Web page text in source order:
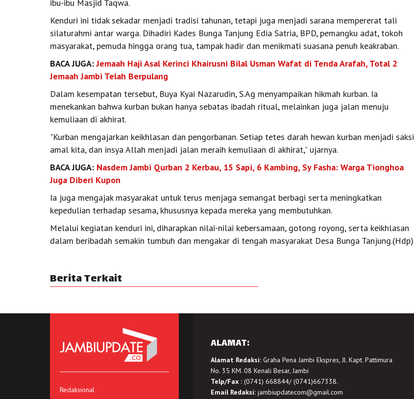
ibu-ibu Masjid Taqwa.
Kenduri ini tidak sekadar menjadi tradisi tahunan, tetapi juga menjadi sarana mempererat tali
silaturahmi antar warga. Dihadiri Kades Bunga Tanjung Edia Satria, BPD, pemangku adat, tokoh
masyarakat, pemuda hingga orang tua, tampak hadir dan menikmati suasana penuh keakraban.
BACA JUGA:Jemaah Haji Asal Kerinci Khairusni Bilal Usman Wafat di Tenda Arafah, Total 2
Jemaah Jambi Telah Berpulang
Dalam kesempatan tersebut, Buya Kyai Nazarudin, S.Ag menyampaikan hikmah kurban. Ia
menekankan bahwa kurban bukan hanya sebatas ibadah ritual, melainkan juga jalan menuju
kemuliaan di akhirat.
"Kurban mengajarkan keikhlasan dan pengorbanan. Setiap tetes darah hewan kurban menjadi saksi
amal kita, dan insya Allah menjadi jalan meraih kemuliaan di akhirat,” ujarnya.
BACA JUGA: Nasdem Jambi Qurban 2 Kerbau, 15 Sapi, 6 Kambing, Sy Fasha: Warga Tionghoa
Juga Diberi Kupon
Ia juga mengajak masyarakat untuk terus menjaga semangat berbagi serta meningkatkan
kepedulian terhadap sesama, khususnya kepada mereka yang membutuhkan.
Melalui kegiatan kenduri ini, diharapkan nilai-nilai kebersamaan, gotong royong, serta keikhlasan
dalam beribadah semakin tumbuh dan mengakar di tengah masyarakat Desa Bunga Tanjung.(Hdp)
Berita Terkait
Redaksional
ALAMAT:
Alamat Redaksi:Graha Pena Jambi Ekspres, Jl. Kapt. Pattimura
No. 35 KM. 08 Kenali Besar, Jambi
Telp/Fax :(0741) 668844/ (0741)667338.
Email Redaksi: jambiupdatecom@gmail.com